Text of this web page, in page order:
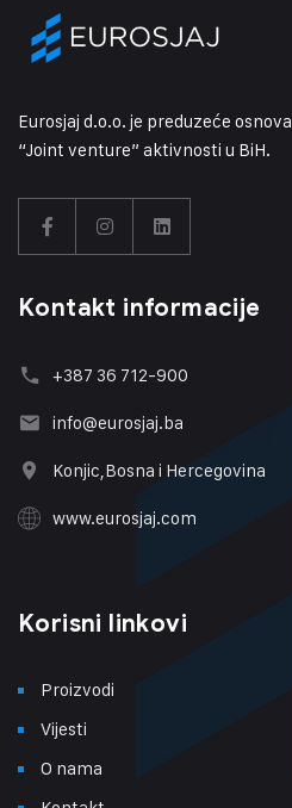
Eurosjaj d.o.o. je preduzeće
“Joint venture” aktivnosti u BiH.
Kontakt informacije
+387 36 712-900
info@eurosjaj.ba
Konjic,Bosna i Hercegovina
www.eurosjaj.com
Korisni linkovi
Proizvodi
Vijesti
O nama